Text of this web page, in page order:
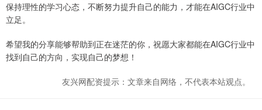
保持理性的学习心态，不断努力提升自己的能力，才能在AIGC行业中
立足。
希望我的分享能够帮助到正在迷茫的你，祝愿大家都能在AIGC行业中
找到自己的方向，实现自己的梦想！
友兴网配资提示：文章来自网络，不代表本站观点。